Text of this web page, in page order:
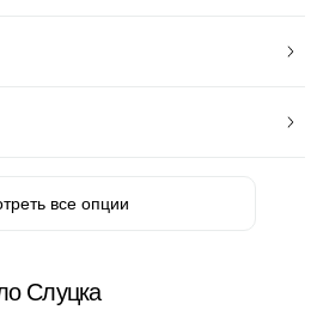
все опции
Слуцка